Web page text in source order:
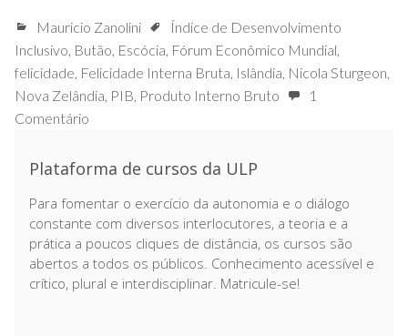
Mauricio Zanolini
Índice de Desenvolvimento
Inclusivo, Butão, Escócia, Fórum Econômico Mundial,
felicidade, Felicidade Interna Bruta, Islândia, Nicola Sturgeon,
Nova Zelândia, PIB, Produto Interno Bruto
1
Comentário
Plataforma de cursos da ULP
Para fomentar o exercício da autonomia e o diálogo
constante com diversos interlocutores, a teoria e a
prática a poucos cliques de distância, os cursos são
abertos a todos os públicos. Conhecimento acessível e
crítico, plural e interdisciplinar. Matricule-se!